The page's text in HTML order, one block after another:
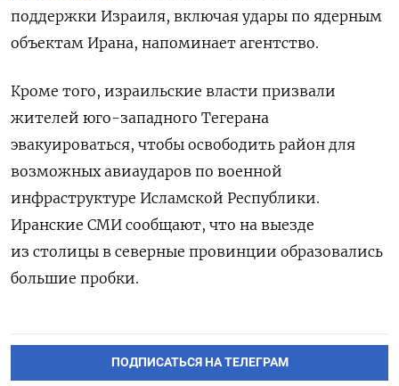
поддержки Израиля, включая удары по ядерным
объектам Ирана, напоминает агентство.
Кроме того, израильские власти призвали
жителей юго-западного Тегерана
эвакуироваться, чтобы освободить район для
возможных авиаударов по военной
инфраструктуре Исламской Республики.
Иранские СМИ сообщают, что на выезде
из столицы в северные провинции образовались
большие пробки.
ПОДПИСАТЬСЯ НА ТЕЛЕГРАМ